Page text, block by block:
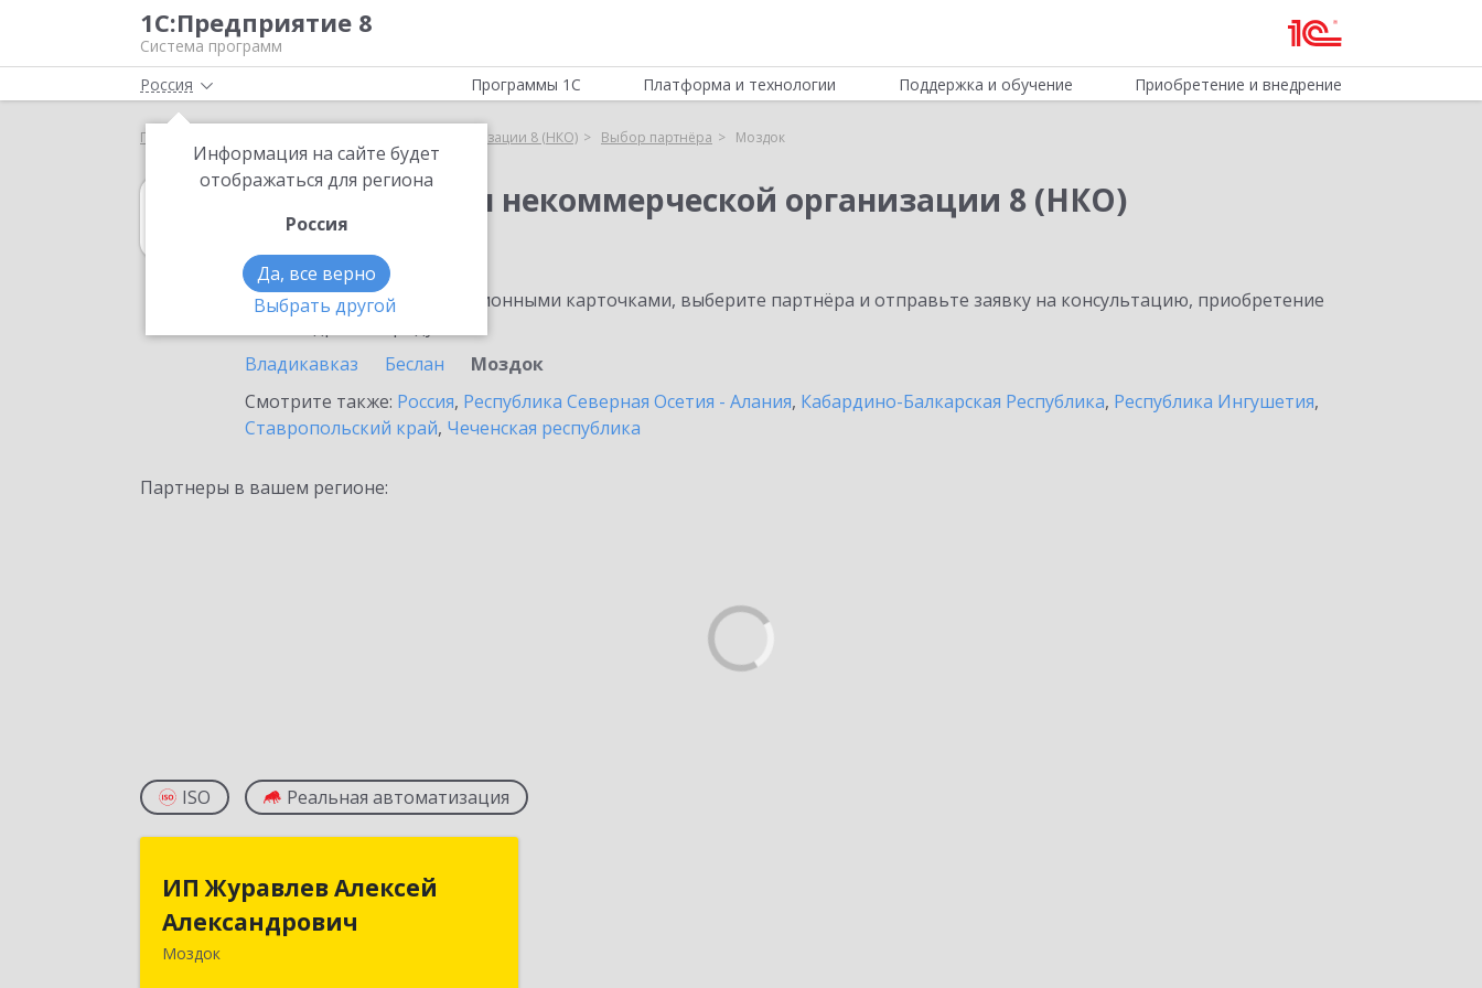
1С:Предприятие 8
Система программ
Россия
Информация на сайте будет
отображаться для региона
Россия
Да, все верно
Выбрать другой
Программы 1С Платформа и технологии Поддержка и обучение Приобретение и внедрение
Главная 1С:Бухгалтерия некоммерческой организации 8 (НКО) Выбор партнёра Моздок
1С:Бухгалтерия некоммерческой организации 8 (НКО)
в Моздоке
Ознакомьтесь с информационными карточками, выберите партнёра и отправьте заявку на консультацию, приобретение
Владикавказ
Беслан
Моздок
Смотрите также: Россия, Республика Северная Осетия - Алания, Кабардино-Балкарская Республика, Республика Ингушетия,
Ставропольский край, Чеченская республика
Партнеры в вашем регионе:
ISO Реальная автоматизация
ИП Журавлев Алексей
Александрович
Моздок
ИП Журавлев Алексей
Александрович
363750, Северная Осетия - Алания